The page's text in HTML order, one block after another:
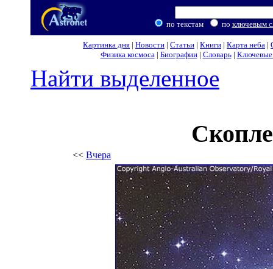
по текстам по ключевым
Картинка дня | Новости | Статьи | Книги | Карта неба |
Физика космоса| Биографии| Словарь| Ключевые
Найти выделенное
<< Вчера